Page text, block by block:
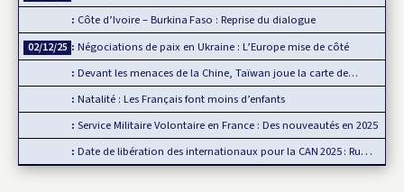
Côte d’Ivoire – Burkina Faso : Reprise du dialogue
02/12/25
Négociations de paix en Ukraine : L’Europe mise de côté
Devant les menaces de la Chine, Taïwan joue la carte de…
Natalité : Les Français font moins d’enfants
Service Militaire Volontaire en France : Des nouveautés en 2025
Date de libération des internationaux pour la CAN 2025 : Rumeur ou…